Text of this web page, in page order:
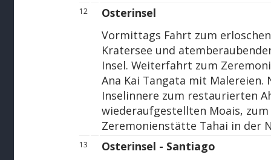
12
Osterinsel
Vormittags Fahrt zum
Kratersee und
Insel. Weiterfahrt zum
Ana Kai Tangata mit
Inselinnere zum restaurierten
wiederaufgestellten Moais,
Zeremonienstätte Tahai in der
13
Osterinsel - Santiago